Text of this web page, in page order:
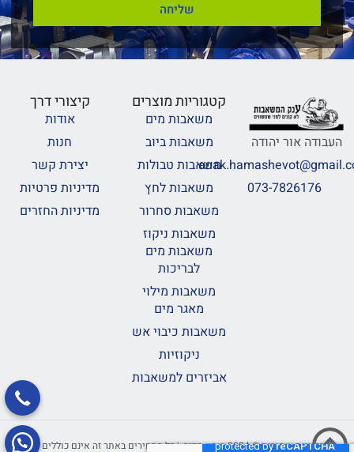
שליחה
העבודה אור יהודה
073-7826176
קטגוריות מוצרים
משאבות מים
משאבות ביוב
משאבות טבולות
משאבות לחץ
משאבות סחרור
משאבות ניקוז
משאבות מים
לבריכות
משאבות מילוי
מאגר מים
משאבות כיבוי אש
ניקוזיות
אביזרים למשאבות
קיצורי דרך
אודות
חנות
יצירת קשר
מדיניות פרטיות
מדיניות החזרים
כל הזכויות שמורות © 2024 בוסט מדיה \ כל המחירים באתר זה אינם כוללים מע"מ